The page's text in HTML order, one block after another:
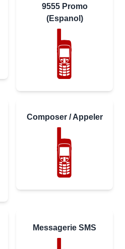
9555 Promo
(Espanol)
Composer / Appeler
Messagerie SMS